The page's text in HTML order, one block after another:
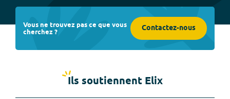
Vous ne trouvez pas ce que vous
cherchez ? Contactez-nous
Ils soutiennent Elix